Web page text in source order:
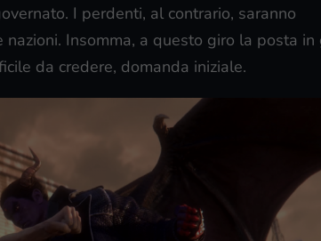
I perdenti, al contrario, saranno
Insomma, a questo giro la posta in
da credere, domanda iniziale.